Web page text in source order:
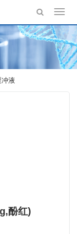
液
酚红)